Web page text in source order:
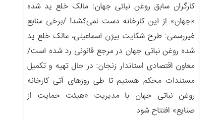
کارگران سابق روغن نباتی جهان: مالک خلع ید شده
«جهان» از این کارخانه دست نمی‌کشد! /برخی منابع
غیررسمی: طرح شکایت بیژن اسماعیلی، مالک خلع ید
شده روغن نباتی جهان در مرجع قانونی رد شده است/
معاون اقتصادی استاندار زنجان: در حال تهیه و تکمیل
مستندات محکم هستیم تا طی روزهای آتی کارخانه
روغن نباتی جهان با مدیریت «هیئت حمایت از
صنایع» افتتاح شود